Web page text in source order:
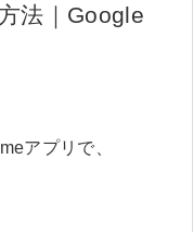
法｜Google
アプリで、